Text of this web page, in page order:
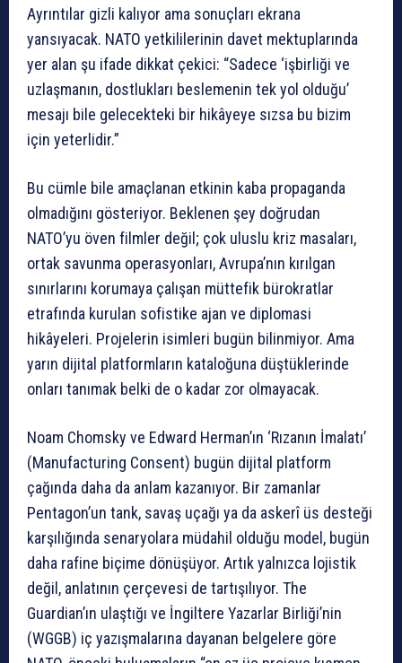
Ayrıntılar gizli kalıyor ama sonuçları ekrana
yansıyacak. NATO yetkililerinin davet mektuplarında
yer alan şu ifade dikkat çekici: “Sadece ‘işbirliği ve
uzlaşmanın, dostlukları beslemenin tek yol olduğu’
mesajı bile gelecekteki bir hikâyeye sızsa bu bizim
için yeterlidir.”
Bu cümle bile amaçlanan etkinin kaba propaganda
olmadığını gösteriyor. Beklenen şey doğrudan
NATO’yu öven filmler değil; çok uluslu kriz masaları,
ortak savunma operasyonları, Avrupa’nın kırılgan
sınırlarını korumaya çalışan müttefik bürokratlar
etrafında kurulan sofistike ajan ve diplomasi
hikâyeleri. Projelerin isimleri bugün bilinmiyor. Ama
yarın dijital platformların kataloğuna düştüklerinde
onları tanımak belki de o kadar zor olmayacak.
Noam Chomsky ve Edward Herman’ın ‘Rızanın İmalatı’
(Manufacturing Consent) bugün dijital platform
çağında daha da anlam kazanıyor. Bir zamanlar
Pentagon’un tank, savaş uçağı ya da askerî üs desteği
karşılığında senaryolara müdahil olduğu model, bugün
daha rafine biçime dönüşüyor. Artık yalnızca lojistik
değil, anlatının çerçevesi de tartışılıyor. The
Guardian’ın ulaştığı ve İngiltere Yazarlar Birliği’nin
(WGGB) iç yazışmalarına dayanan belgelere göre